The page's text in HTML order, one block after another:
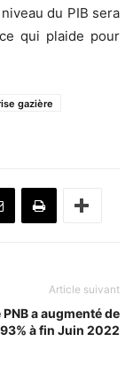
du PIB sera
qui plaide pour
gazière
Article suivant
PNB a augmenté de
à fin Juin 2022